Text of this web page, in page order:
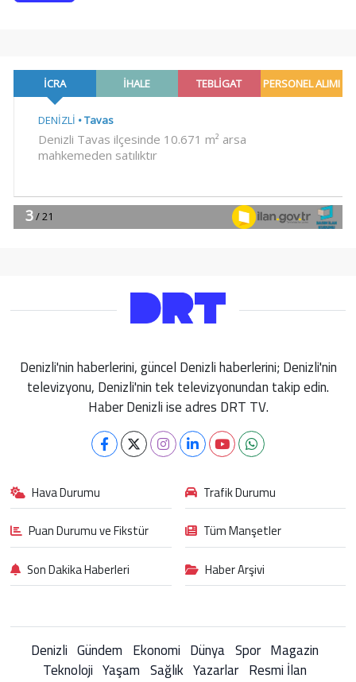
Denizli'nin haberlerini, güncel Denizli haberlerini; Denizli'nin
televizyonu, Denizli'nin tek televizyonundan takip edin.
Haber Denizli ise adres DRT TV.
Hava Durumu
Trafik Durumu
Puan Durumu ve Fikstür
Tüm Manşetler
Son Dakika Haberleri
Haber Arşivi
Denizli Gündem Ekonomi Dünya Spor Magazin
Teknoloji Yaşam Sağlık Yazarlar Resmi İlan